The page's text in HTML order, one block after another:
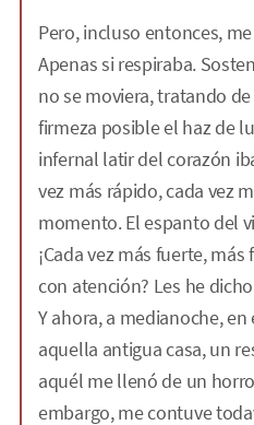
Pero, incluso entonces,
Apenas si respiraba.
no se moviera, tratando
firmeza posible el haz de
infernal latir del corazón
vez más rápido, cada vez
momento. El espanto del
¡Cada vez más fuerte,
con atención? Les he
Y ahora, a medianoche,
aquella antigua casa, un
aquél me llenó de un
embargo, me contuve